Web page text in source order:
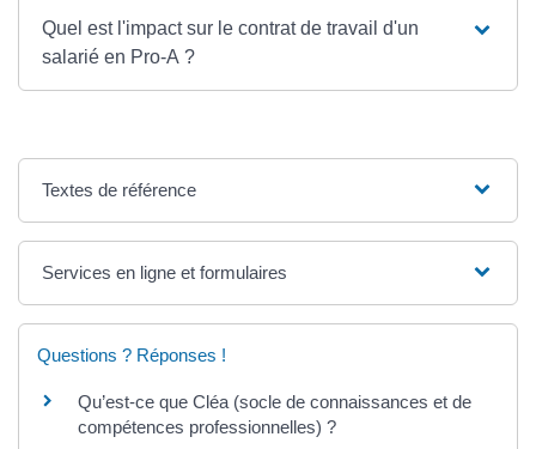
Quel est l'impact sur le contrat de travail d'un
salarié en Pro-A ?
Textes de référence
Services en ligne et formulaires
Questions ? Réponses !
Qu’est-ce que Cléa (socle de connaissances et de
compétences professionnelles) ?